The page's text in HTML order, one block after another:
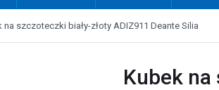
na szczoteczki biały-złoty ADIZ911 Deante Silia
Kubek na